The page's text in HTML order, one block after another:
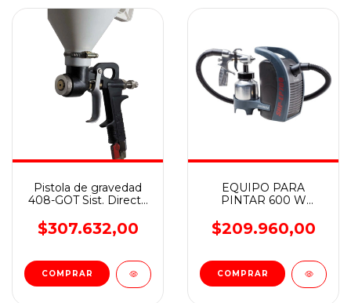
Pistola de gravedad
408-GOT Sist. Directa
revestimientos
plásticos / texturados
$307.632,00
EQUIPO PARA
PINTAR 600 W
LOWEN/AMX
$209.960,00